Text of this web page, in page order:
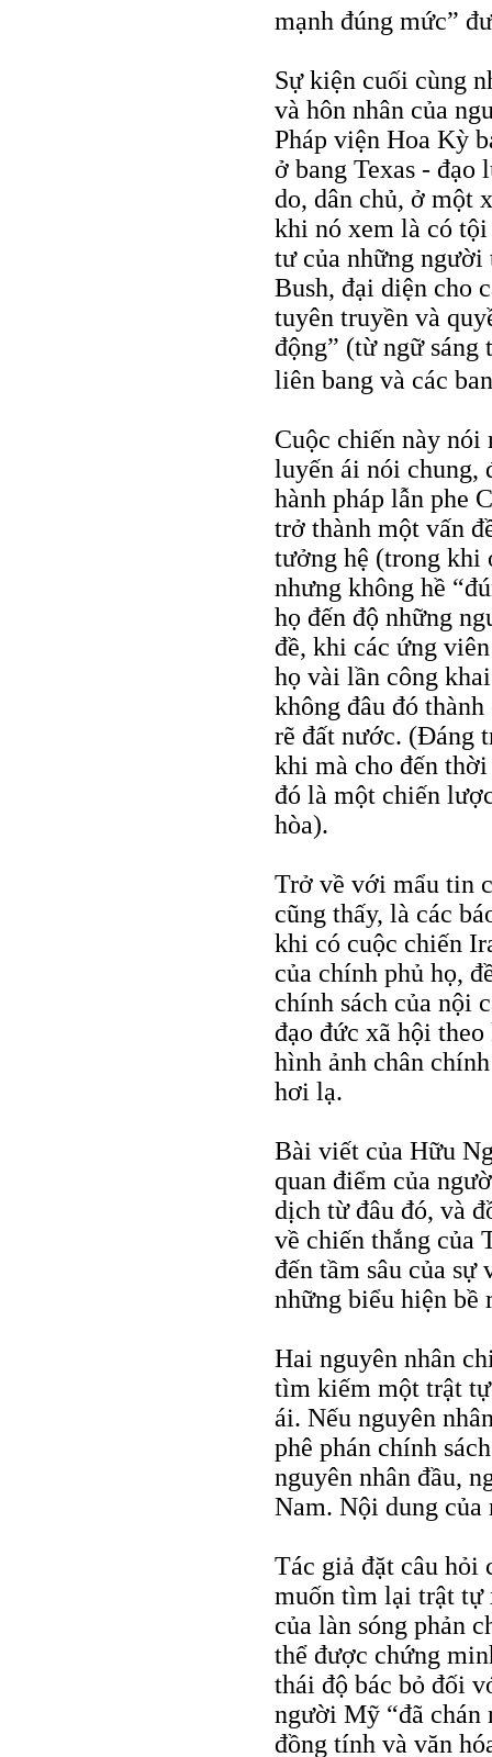
mạnh đúng mức”
Sự kiện cuối cùng
và hôn nhân của
Pháp viện Hoa Kỳ
ở bang Texas -
do, dân chủ, ở một
khi nó xem là có
tư của những người
Bush, đại diện cho
tuyên truyền và
động” (từ ngữ sáng
liên bang và các
Cuộc chiến này nói
luyến ái nói chung,
hành pháp lẫn phe
trở thành một vấn
tưởng hệ (trong khi
nhưng không hề
họ đến độ những
đề, khi các ứng
họ vài lần công
không đâu đó
rẽ đất nước. (Đáng
khi mà cho đến
đó là một chiến
hòa).
Trở về với mẩu tin
cũng thấy, là các
khi có cuộc chiến
của chính phủ họ,
chính sách của nội
đạo đức xã hội
hình ảnh chân
hơi lạ.
Bài viết của Hữu
quan điểm của
dịch từ đâu đó, và
về chiến thắng của
đến tầm sâu của sự
những biểu hiện bề
Hai nguyên nhân
tìm kiếm một trật
ái. Nếu nguyên
phê phán chính
nguyên nhân đầu,
Nam. Nội dung của
Tác giả đặt câu hỏi
muốn tìm lại trật tự
của làn sóng phản
thể được chứng
thái độ bác bỏ đối
người Mỹ “đã chán
đồng tính và văn